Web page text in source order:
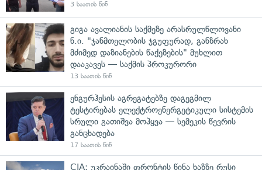
3 საათის წინ
გიგა ავალიანის საქმეზე არასრულწლოვანი
ნ.ი. "ჯანმთელობის ჯგუფურად, განზრახ
მძიმედ დაზიანების წაქეზების" მუხლით
დააკავეს — საქმის პროკურორი
13 საათის წინ
ენგურჰესის აგრეგატებზე დაგეგმილ
ტესტირებას ელექტროენერგეტიკული სისტემის
სრული გათიშვა მოჰყვა — სემეკის წევრის
განცხადება
17 საათის წინ
CIA: უკრაინაში ფრონტის წინა ხაზზე რუსი